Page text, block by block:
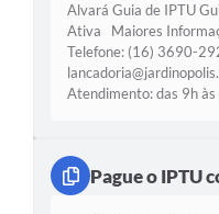
Alvará Guia de IPTU
Ativa Maiores
Telefone: (16) 3690-
Atendimento: das 9h
Pague o IPTU